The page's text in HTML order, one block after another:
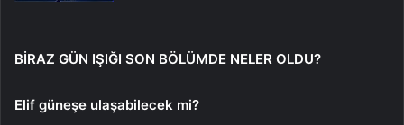
BİRAZ GÜN IŞIĞI SON BÖLÜMDE NELER OLDU?
Elif güneşe ulaşabilecek mi?